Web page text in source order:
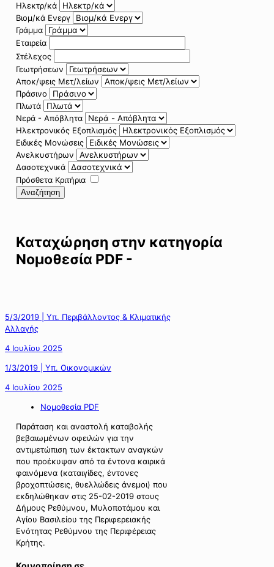
Ηλεκτρ/κά
Βιομ/κά Ενεργ
Γράμμα
Εταιρεία
Στέλεχος
Γεωτρήσεων
Αποκ/ψεις Μετ/λείων
Πράσινο
Πλωτά
Νερά - Απόβλητα
Ηλεκτρονικός Εξοπλισμός
Ειδικές Μονώσεις
Ανελκυστήρων
Δασοτεχνικά
Πρόσθετα Κριτήρια
Αναζήτηση
Καταχώρηση στην κατηγορία
Νομοθεσία PDF -
5/3/2019 | Υπ. Περιβάλλοντος & Κλιματικής
Αλλαγής
4 Ιουλίου 2025
1/3/2019 | Υπ. Οικονομικών
4 Ιουλίου 2025
Νομοθεσία PDF
Παράταση και αναστολή καταβολής
βεβαιωμένων οφειλών για την
αντιμετώπιση των έκτακτων αναγκών
που προέκυψαν από τα έντονα καιρικά
φαινόμενα (καταιγίδες, έντονες
βροχοπτώσεις, θυελλώδεις άνεμοι) που
εκδηλώθηκαν στις 25-02-2019 στους
Δήμους Ρεθύμνου, Μυλοποτάμου και
Αγίου Βασιλείου της Περιφερειακής
Ενότητας Ρεθύμνου της Περιφέρειας
Κρήτης.